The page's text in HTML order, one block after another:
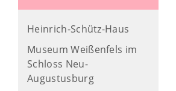
Heinrich-Schütz-Haus
Museum Weißenfels im
Schloss Neu-
Augustusburg